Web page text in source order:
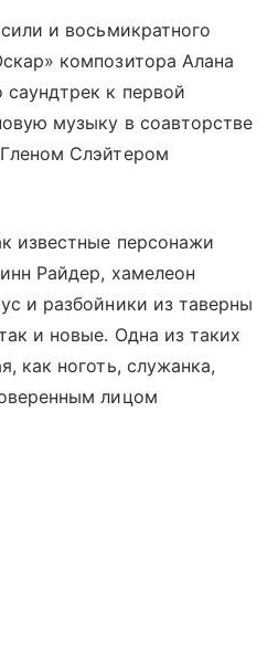
и восьмикратного
композитора Алана
к первой
музыку в соавторстве
Слэйтером
известные персонажи
Райдер, хамелеон
и разбойники из таверны
и новые. Одна из таких
как ноготь, служанка,
лицом